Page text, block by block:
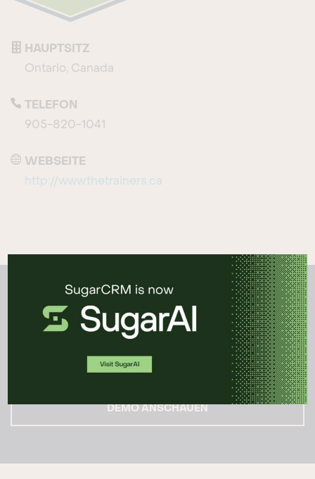
HAUPTSITZ
Ontario, Canada
TELEFON
905-820-1041
WEBSEITE
http://www.thetrainers.ca
Sehen Sie die Plattform in
Aktion.
DEMO ANSCHAUEN